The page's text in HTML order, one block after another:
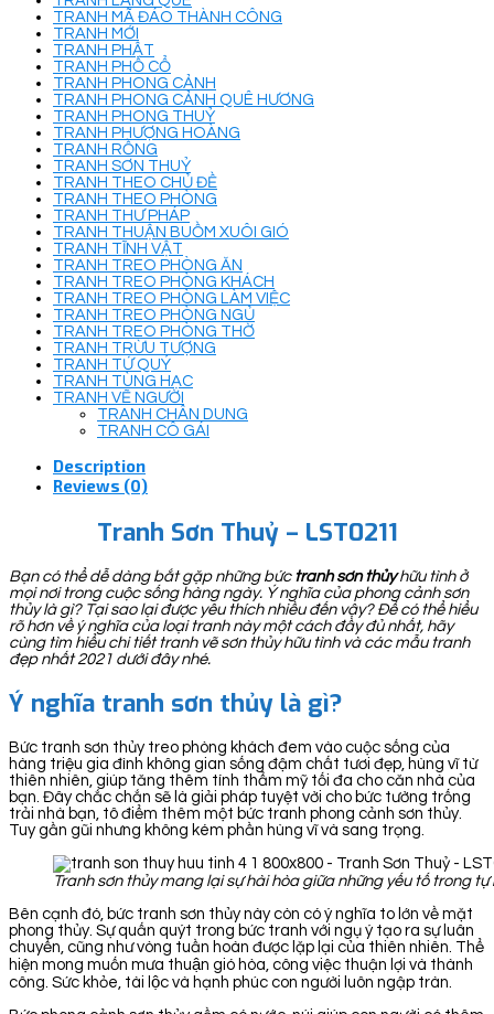
TRANH MÃ ĐÁO THÀNH CÔNG
TRANH MỚI
TRANH PHẬT
TRANH PHỐ CỔ
TRANH PHONG CẢNH
TRANH PHONG CẢNH QUÊ HƯƠNG
TRANH PHONG THUỶ
TRANH PHƯỢNG HOÀNG
TRANH RỒNG
TRANH SƠN THUỶ
TRANH THEO CHỦ ĐỀ
TRANH THEO PHÒNG
TRANH THƯ PHÁP
TRANH THUẬN BUỒM XUÔI GIÓ
TRANH TĨNH VẬT
TRANH TREO PHÒNG ĂN
TRANH TREO PHÒNG KHÁCH
TRANH TREO PHÒNG LÀM VIỆC
TRANH TREO PHÒNG NGỦ
TRANH TREO PHÒNG THỜ
TRANH TRỪU TƯỢNG
TRANH TỨ QUÝ
TRANH TÙNG HẠC
TRANH VẼ NGƯỜI
TRANH CHÂN DUNG
TRANH CÔ GÁI
Description
Reviews (0)
Tranh Sơn Thuỷ – LST0211
Bạn có thể dễ dàng bắt gặp những bức tranh sơn thủyhữu tình ở
mọi nơi trong cuộc sống hàng ngày. Ý nghĩa của phong cảnh sơn
thủy là gì? Tại sao lại được yêu thích nhiều đến vậy? Để có thể hiểu
rõ hơn về ý nghĩa của loại tranh này một cách đầy đủ nhất, hãy
cùng tìm hiểu chi tiết tranh vẽ sơn thủy hữu tình và các mẫu tranh
đẹp nhất 2021 dưới đây nhé.
Ý nghĩa tranh sơn thủy là gì?
Bức tranh sơn thủy treo phòng khách đem vào cuộc sống của
hàng triệu gia đình không gian sống đậm chất tươi đẹp, hùng vĩ từ
thiên nhiên, giúp tăng thêm tính thẩm mỹ tối đa cho căn nhà của
bạn. Đây chắc chắn sẽ là giải pháp tuyệt vời cho bức tường trống
trải nhà bạn, tô điểm thêm một bức tranh phong cảnh sơn thủy.
Tuy gần gũi nhưng không kém phần hùng vĩ và sang trọng.
Tranh sơn thủy mang lại sự hài hòa giữa những yếu tố trong tự
Bên cạnh đó, bức tranh sơn thủy này còn có ý nghĩa to lớn về mặt
phong thủy. Sự quấn quýt trong bức tranh với ngụ ý tạo ra sự luân
chuyển, cũng như vòng tuần hoàn được lặp lại của thiên nhiên. Thể
hiện mong muốn mưa thuận gió hòa, công việc thuận lợi và thành
công. Sức khỏe, tài lộc và hạnh phúc con người luôn ngập tràn.